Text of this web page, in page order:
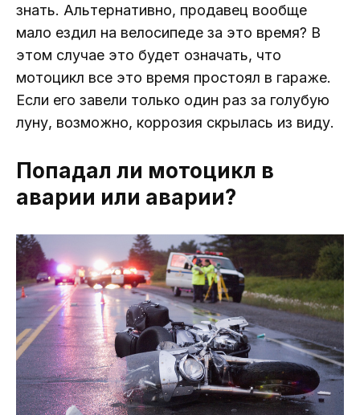
знать. Альтернативно, продавец вообще
мало ездил на велосипеде за это время? В
этом случае это будет означать, что
мотоцикл все это время простоял в гараже.
Если его завели только один раз за голубую
луну, возможно, коррозия скрылась из виду.
Попадал ли мотоцикл в
аварии или аварии?